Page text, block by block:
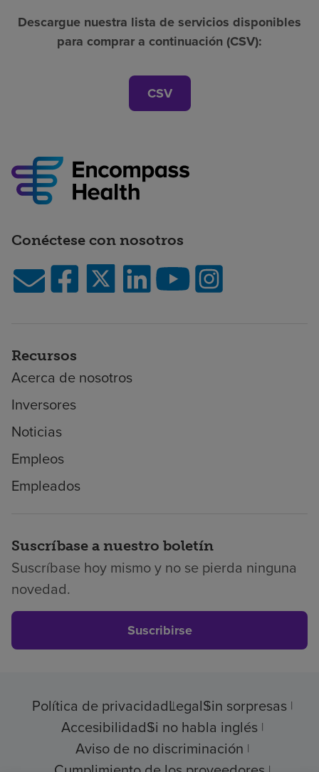
Descargue nuestra lista de servicios disponibles
para comprar a continuación (CSV):
CSV
Conéctese con nosotros
Recursos
Acerca de nosotros
Inversores
Noticias
Empleos
Empleados
Suscríbase a nuestro boletín
Suscríbase hoy mismo y no se pierda ninguna
novedad.
Suscribirse
Política de privacidadLegalSin sorpresas
AccesibilidadSi no habla inglés
Aviso de no discriminación